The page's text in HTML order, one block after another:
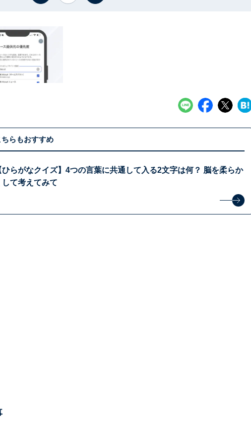
ちらもおすすめ
ひらがなクイズ】4つの言葉に共通して入る2文字は何？ 脳を柔らか
して考えてみて